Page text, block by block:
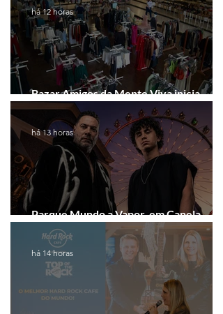
Bazar Amigos da Mente Viva inicia
arrecadação em Gramado e Canela
há 12 horas
Parque Mundo a Vapor, em Canela,
recebe festival eletrônico em agosto
há 13 horas
há 14 horas